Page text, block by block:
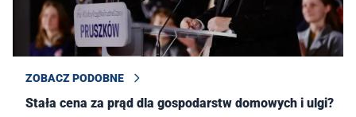
ZOBACZ PODOBNE
Stała cena za prąd dla gospodarstw domowych i ulgi?